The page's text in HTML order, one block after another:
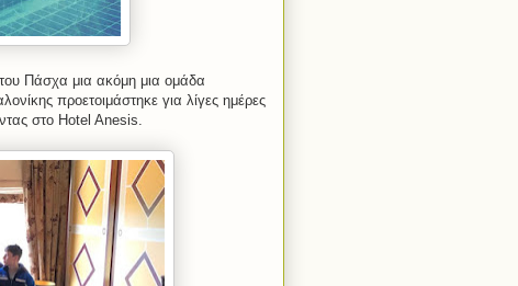
Πάσχα μια ακόμη μια ομάδα
προετοιμάστηκε για λίγες ημέρες
στο Hotel Anesis.